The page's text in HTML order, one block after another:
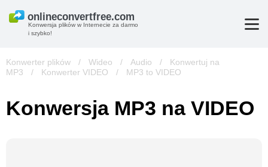
Konwersja plików w Internecie za darmo
i szybko!
Konwerter plików / Wideo / Audio /
Konwertuj na
MP3
/ Konwerter VIDEO / MP3 to VIDEO
Konwersja MP3 na VIDEO